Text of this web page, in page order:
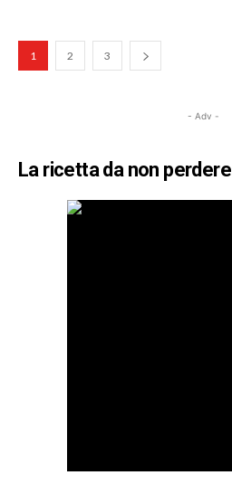
1 2 3
- Adv -
La ricetta da non perdere